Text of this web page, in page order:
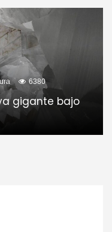
6380
gigante bajo